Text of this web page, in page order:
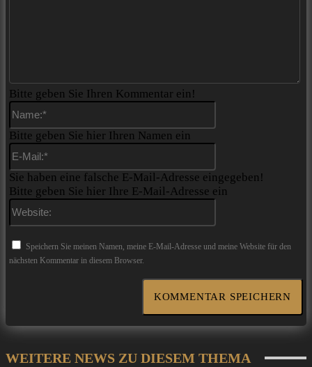
Bitte geben Sie Ihren Kommentar ein!
Bitte geben Sie hier Ihren Namen ein
Sie haben eine falsche E-Mail-Adresse eingegeben!
Bitte geben Sie hier Ihre E-Mail-Adresse ein
Speichern Sie meinen Namen, meine E-Mail-Adresse und meine Website für den
nächsten Kommentar in diesem Browser.
WEITERE NEWS ZU DIESEM THEMA